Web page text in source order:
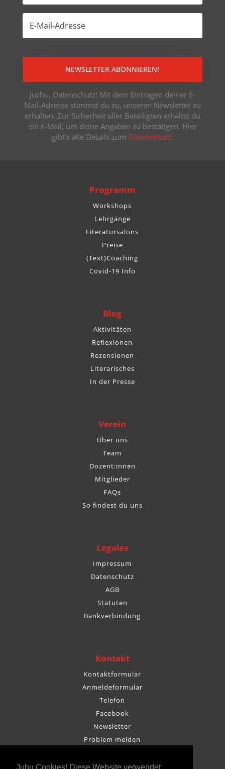
NEWSLETTER ABONNIEREN!
Juchu, Datenschutz! Mit dem Eintragen deiner E-
Mail-Adresse stimmst du zu, unseren Newsletter zu
erhalten. Zur Sicherheit aller Beteiligten erhältst du
ein E-Mail, um deine Angaben zu bestätigen. Hier
gibt’s alle Details zum Datenschutz.
Programm
Workshops
Lehrgänge
Literatursalons
Preise
(Text)Coaching
Covid-19 Info
Blog
Aktivitäten
Reflexionen
Rezensionen
Literarisches
In der Presse
Verein
Über uns
Team
Dozent:innen
Mitglieder
FAQs
So findest du uns
Legales
Impressum
Datenschutz
AGB
Statuten
Bankverbindung
Kontakt
Kontaktformular
Anmeldeformular
Telefon
Facebook
Newsletter
Problem melden